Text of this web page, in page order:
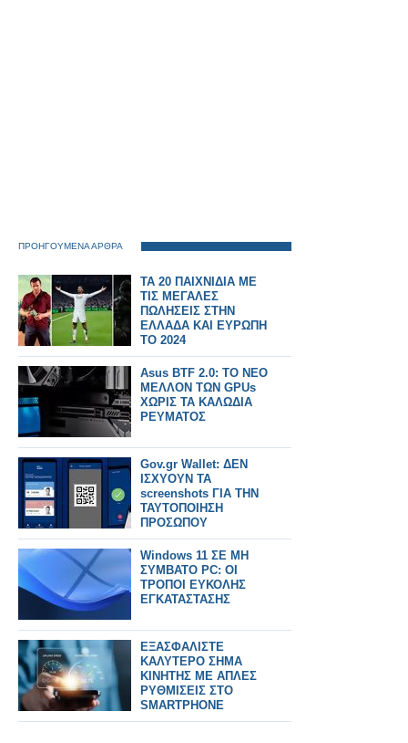
ΠΡΟΗΓΟΥΜΕΝΑ ΑΡΘΡΑ
ΤΑ 20 ΠΑΙΧΝΙΔΙΑ ΜΕ
ΤΙΣ ΜΕΓΑΛΕΣ
ΠΩΛΗΣΕΙΣ ΣΤΗΝ
ΕΛΛΑΔΑ ΚΑΙ ΕΥΡΩΠΗ
ΤΟ 2024
Asus BTF 2.0: ΤΟ ΝΕΟ
ΜΕΛΛΟΝ ΤΩΝ GPUs
ΧΩΡΙΣ ΤΑ ΚΑΛΩΔΙΑ
ΡΕΥΜΑΤΟΣ
Gov.gr Wallet: ΔΕΝ
ΙΣΧΥΟΥΝ ΤΑ
screenshots ΓΙΑ ΤΗΝ
ΤΑΥΤΟΠΟΙΗΣΗ
ΠΡΟΣΩΠΟΥ
Windows 11 ΣΕ ΜΗ
ΣΥΜΒΑΤΟ PC: ΟΙ
ΤΡΟΠΟΙ ΕΥΚΟΛΗΣ
ΕΓΚΑΤΑΣΤΑΣΗΣ
ΕΞΑΣΦΑΛΙΣΤΕ
ΚΑΛΥΤΕΡΟ ΣΗΜΑ
ΚΙΝΗΤΗΣ ΜΕ ΑΠΛΕΣ
ΡΥΘΜΙΣΕΙΣ ΣΤΟ
SMARTPHONE